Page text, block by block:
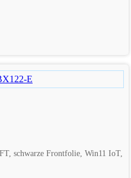
schwarze Frontfolie, Win11 IoT,